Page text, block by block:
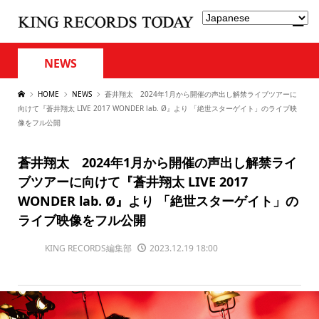
NEWS
HOME NEWS
蒼井翔太 2024年1月から開催の声出し解禁ライブツアーに
向けて『蒼井翔太 LIVE 2017 WONDER lab. Ø』より 「絶世スターゲイト」のライブ映
像をフル公開
蒼井翔太 2024年1月から開催の声出し解禁ライ
ブツアーに向けて『蒼井翔太 LIVE 2017
WONDER lab. Ø』より 「絶世スターゲイト」の
ライブ映像をフル公開
KING RECORDS編集部 2023.12.19 18:00